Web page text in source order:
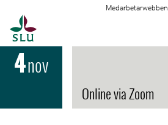
Medarbetarwebben
4nov
Online via Zoom